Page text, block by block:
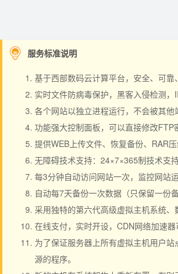
服务标准说明
基于西部数码云计算平台，安全、可靠
实时文件防病毒保护，黑客入侵检测
各个网站以独立进程运行，不会被其
功能强大控制面板，可以直接修改
提供WEB上传文件、恢复备份、RAR
无障碍技术支持：24×7×365制技术支
每3分钟自动访问网站一次，监控网站运
自动每7天备份一次数据（只保留一份
采用独特的第六代高级虚拟主机系统
在线支付，实时开设，CDN网络加速
为了保证服务器上所有虚拟主机用户
源的程序。